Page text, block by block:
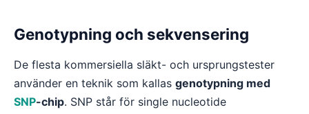
Genotypning och sekvensering
De flesta kommersiella släkt- och ursprungstester
använder en teknik som kallas genotypning med
SNP-chip. SNP står för single nucleotide